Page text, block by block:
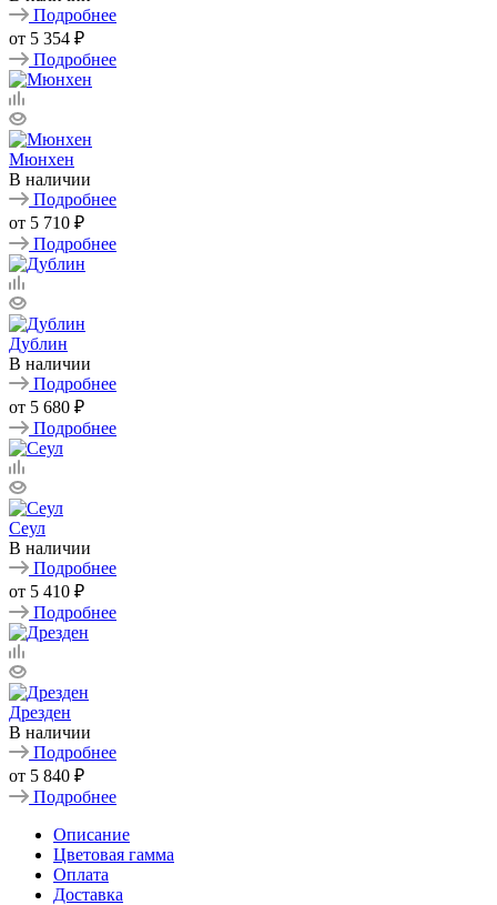
Подробнее
от 5 354 ₽
Подробнее
Мюнхен
В наличии
Подробнее
от 5 710 ₽
Подробнее
Дублин
В наличии
Подробнее
от 5 680 ₽
Подробнее
Сеул
В наличии
Подробнее
от 5 410 ₽
Подробнее
Дрезден
В наличии
Подробнее
от 5 840 ₽
Подробнее
Описание
Цветовая гамма
Оплата
Доставка